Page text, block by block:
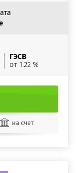
ГЭСВ
от 1.22 %
на счет